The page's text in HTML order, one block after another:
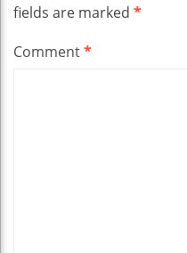
fields are marked *
Comment*